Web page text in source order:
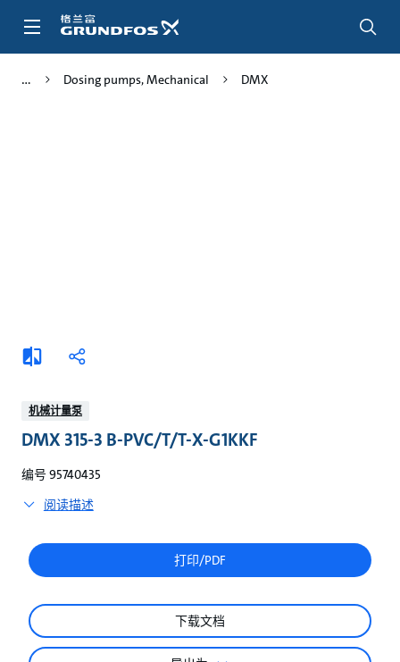
Dosing pumps, Mechanical DMX
添
加
较
分
机械计量泵
DMX 315-3 B-PVC/T/T-X-G1KKF
编号 95740435
阅读描述
打印/PDF
下载文档